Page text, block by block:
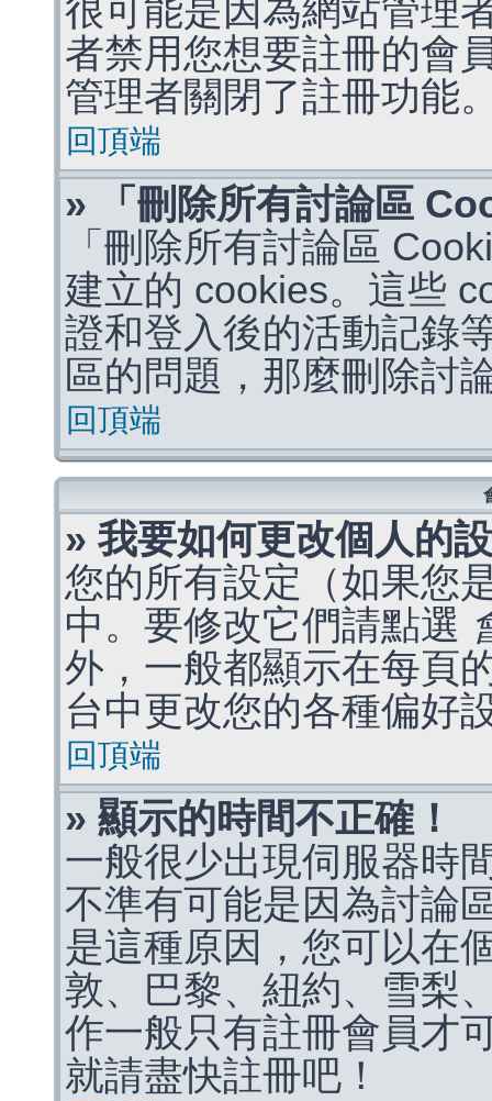
很可能是因為網站管理
者禁用您想要註冊的會
管理者關閉了註冊功能
回頂端
» 「刪除所有討論區
「刪除所有討論區
建立的 cookies。這些
證和登入後的活動記錄
區的問題，那麼刪除討
回頂端
» 我要如何更改個人的
您的所有設定（如果您
中。要修改它們請點選
外，一般都顯示在每頁
台中更改您的各種偏好
回頂端
» 顯示的時間不正確！
一般很少出現伺服器時
不準有可能是因為討論
是這種原因，您可以在
敦、巴黎、紐約、雪梨
作一般只有註冊會員才
就請盡快註冊吧！